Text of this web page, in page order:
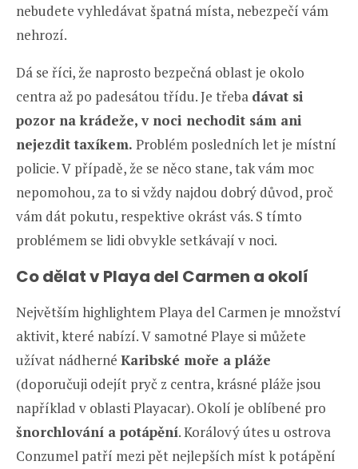
nebudete vyhledávat špatná místa, nebezpečí vám
nehrozí.
Dá se říci, že naprosto bezpečná oblast je okolo
centra až po padesátou třídu. Je třeba dávat si
pozor na krádeže, v noci nechodit sám ani
nejezdit taxíkem. Problém posledních let je místní
policie. V případě, že se něco stane, tak vám moc
nepomohou, za to si vždy najdou dobrý důvod, proč
vám dát pokutu, respektive okrást vás. S tímto
problémem se lidi obvykle setkávají v noci.
Co dělat v Playa del Carmen a okolí
Největším highlightem Playa del Carmen je množství
aktivit, které nabízí. V samotné Playe si můžete
užívat nádherné Karibské moře a pláže
(doporučuji odejít pryč z centra, krásné pláže jsou
například v oblasti Playacar). Okolí je oblíbené pro
šnorchlování a potápění. Korálový útes u ostrova
Conzumel patří mezi pět nejlepších míst k potápění